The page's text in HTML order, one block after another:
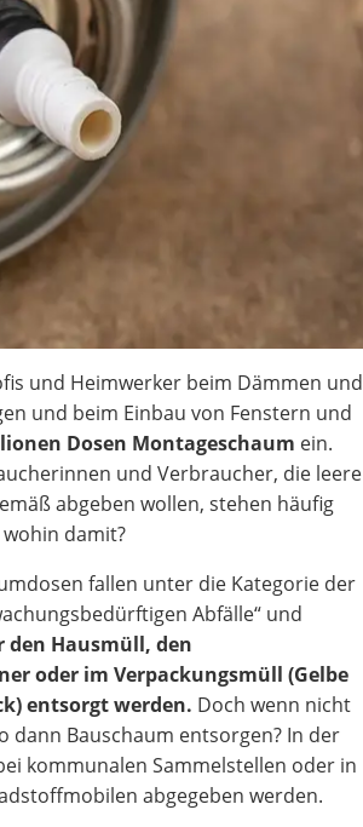
und Heimwerker beim Dämmen und
und beim Einbau von Fenstern und
Dosen Montageschaum ein.
und Verbraucher, die leere
abgeben wollen, stehen häufig
damit?
fallen unter die Kategorie der
Abfälle“ und
Hausmüll, den
oder im Verpackungsmüll (Gelbe
entsorgt werden. Doch wenn nicht
dann Bauschaum entsorgen? In der
kommunalen Sammelstellen oder in
abgegeben werden.